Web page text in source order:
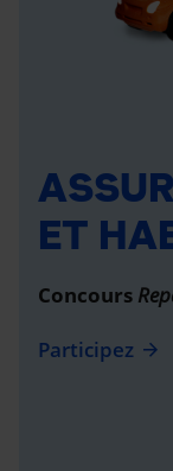
ET
Concours
Participez